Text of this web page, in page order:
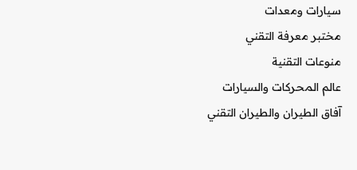
سيارات ومعدات
مختبر معرفة التقني
منوعات التقنية
عالم المحركات والسيارات
آفاق الطيران والطيران التقني